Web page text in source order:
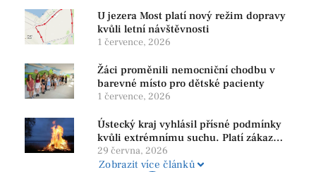
U jezera Most platí nový režim dopravy
kvůli letní návštěvnosti
1 července, 2026
Žáci proměnili nemocniční chodbu v
barevné místo pro dětské pacienty
1 července, 2026
Ústecký kraj vyhlásil přísné podmínky
kvůli extrémnímu suchu. Platí zákaz
ohňů i pyrotechniky
29 června, 2026
Zobrazit více článků